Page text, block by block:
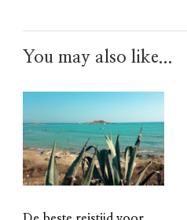
You may also like...